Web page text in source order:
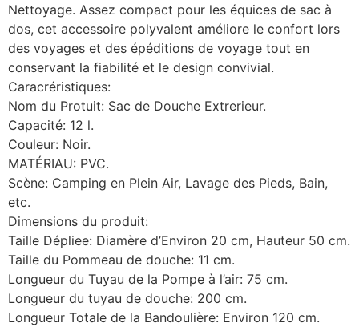
Nettoyage. Assez compact pour les équices de sac à
dos, cet accessoire polyvalent améliore le confort lors
des voyages et des épéditions de voyage tout en
conservant la fiabilité et le design convivial.
Caracréristiques:
Nom du Protuit: Sac de Douche Extrerieur.
Capacité: 12 l.
Couleur: Noir.
MATÉRIAU: PVC.
Scène: Camping en Plein Air, Lavage des Pieds, Bain,
etc.
Dimensions du produit:
Taille Dépliee: Diamère d’Environ 20 cm, Hauteur 50 cm.
Taille du Pommeau de douche: 11 cm.
Longueur du Tuyau de la Pompe à l’air: 75 cm.
Longueur du tuyau de douche: 200 cm.
Longueur Totale de la Bandoulière: Environ 120 cm.